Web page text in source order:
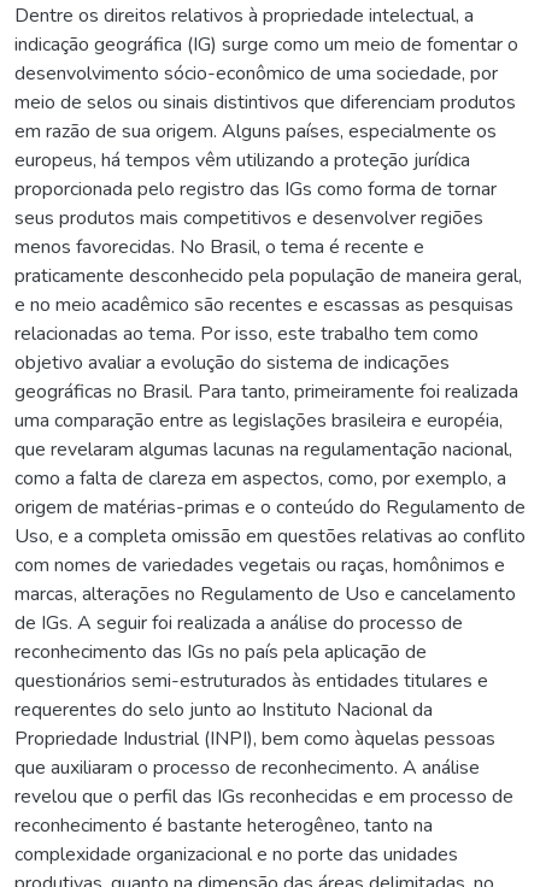
Dentre os direitos relativos à propriedade intelectual, a
indicação geográfica (IG) surge como um meio de fomentar o
desenvolvimento sócio-econômico de uma sociedade, por
meio de selos ou sinais distintivos que diferenciam produtos
em razão de sua origem. Alguns países, especialmente os
europeus, há tempos vêm utilizando a proteção jurídica
proporcionada pelo registro das IGs como forma de tornar
seus produtos mais competitivos e desenvolver regiões
menos favorecidas. No Brasil, o tema é recente e
praticamente desconhecido pela população de maneira geral,
e no meio acadêmico são recentes e escassas as pesquisas
relacionadas ao tema. Por isso, este trabalho tem como
objetivo avaliar a evolução do sistema de indicações
geográficas no Brasil. Para tanto, primeiramente foi realizada
uma comparação entre as legislações brasileira e européia,
que revelaram algumas lacunas na regulamentação nacional,
como a falta de clareza em aspectos, como, por exemplo, a
origem de matérias-primas e o conteúdo do Regulamento de
Uso, e a completa omissão em questões relativas ao conflito
com nomes de variedades vegetais ou raças, homônimos e
marcas, alterações no Regulamento de Uso e cancelamento
de IGs. A seguir foi realizada a análise do processo de
reconhecimento das IGs no país pela aplicação de
questionários semi-estruturados às entidades titulares e
requerentes do selo junto ao Instituto Nacional da
Propriedade Industrial (INPI), bem como àquelas pessoas
que auxiliaram o processo de reconhecimento. A análise
revelou que o perfil das IGs reconhecidas e em processo de
reconhecimento é bastante heterogêneo, tanto na
complexidade organizacional e no porte das unidades